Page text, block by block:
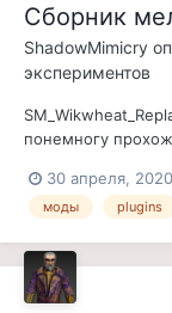
Сборник
ShadowMimicry
экспериментов
понемногу
Персонаж мой,
ест лишь травку
30 апреля, 2020
моды plugins